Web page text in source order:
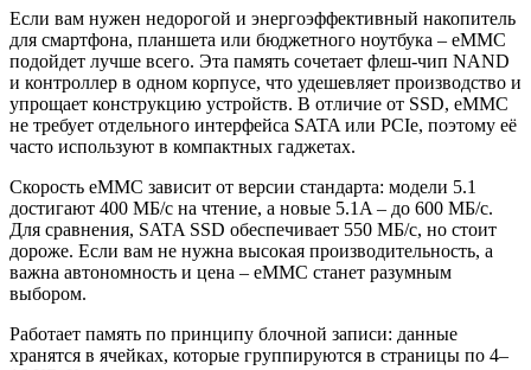
Если вам нужен недорогой и энергоэффективный накопитель
для смартфона, планшета или бюджетного ноутбука – eMMC
подойдет лучше всего. Эта память сочетает флеш-чип NAND
и контроллер в одном корпусе, что удешевляет производство и
упрощает конструкцию устройств. В отличие от SSD, eMMC
не требует отдельного интерфейса SATA или PCIe, поэтому её
часто используют в компактных гаджетах.
Скорость eMMC зависит от версии стандарта: модели 5.1
достигают 400 МБ/с на чтение, а новые 5.1A – до 600 МБ/с.
Для сравнения, SATA SSD обеспечивает 550 МБ/с, но стоит
дороже. Если вам не нужна высокая производительность, а
важна автономность и цена – eMMC станет разумным
выбором.
Работает память по принципу блочной записи: данные
хранятся в ячейках, которые группируются в страницы по 4–